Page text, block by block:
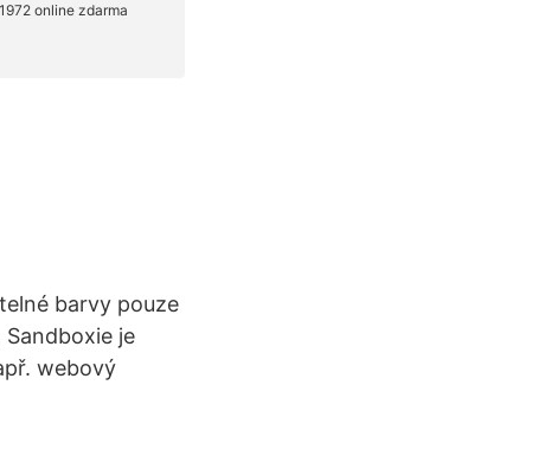
barvy pouze
je
webový